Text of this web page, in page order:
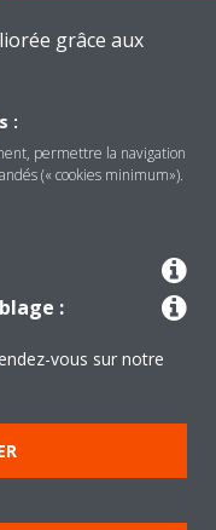
aux cookies
grâce aux
:
permettre la navigation
(« cookies minimum»).
:
vous sur notre